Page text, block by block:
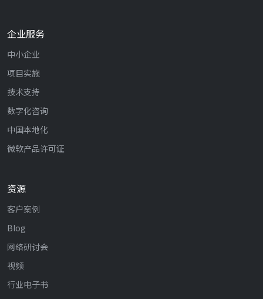
企业服务
中小企业
项目实施
技术支持
数字化咨询
中国本地化
微软产品许可证
资源
客户案例
Blog
网络研讨会
视频
行业电子书